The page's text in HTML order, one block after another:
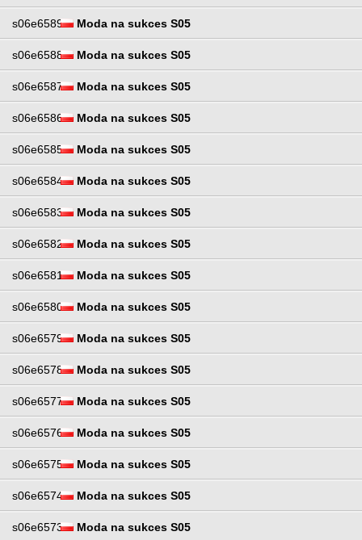
s06e6589 Moda na sukces S05
s06e6588 Moda na sukces S05
s06e6587 Moda na sukces S05
s06e6586 Moda na sukces S05
s06e6585 Moda na sukces S05
s06e6584 Moda na sukces S05
s06e6583 Moda na sukces S05
s06e6582 Moda na sukces S05
s06e6581 Moda na sukces S05
s06e6580 Moda na sukces S05
s06e6579 Moda na sukces S05
s06e6578 Moda na sukces S05
s06e6577 Moda na sukces S05
s06e6576 Moda na sukces S05
s06e6575 Moda na sukces S05
s06e6574 Moda na sukces S05
s06e6573 Moda na sukces S05